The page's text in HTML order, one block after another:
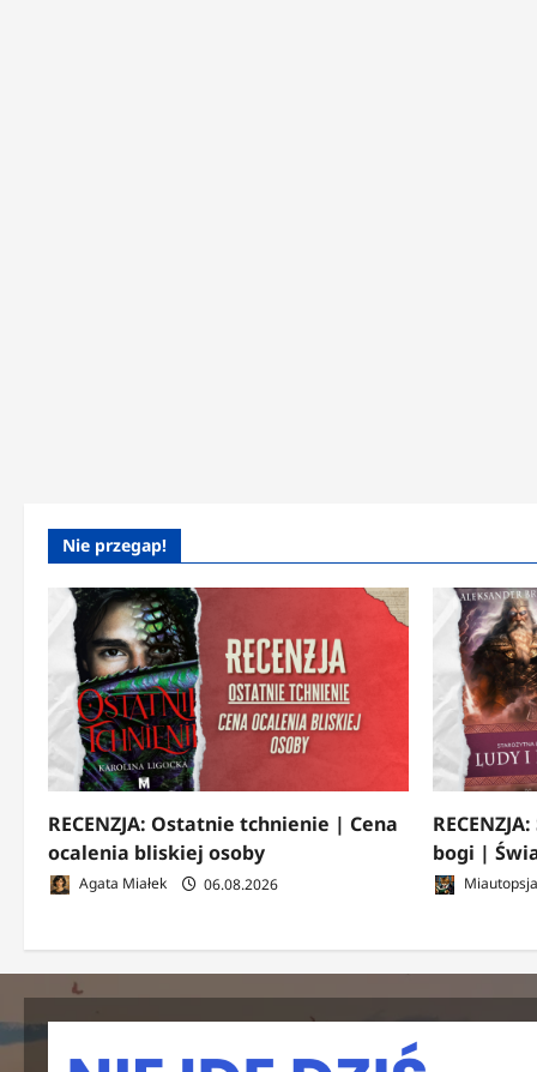
Nie przegap!
RECENZJA: Ostatnie tchnienie | Cena
ocalenia bliskiej osoby
Agata Miałek 06.08.2026
bogi |
Miautopsja